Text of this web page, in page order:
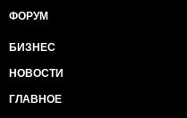
ФОРУМ
БИЗНЕС
НОВОСТИ
ГЛАВНОЕ